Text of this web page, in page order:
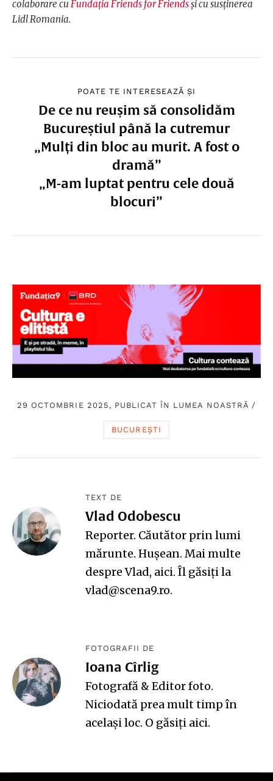
colaborare cu Fundația Friends for Friendsși cu susținerea
Lidl Romania.
POATE TE INTERESEAZĂ ȘI
De ce nu reușim să consolidăm
Bucureștiul până la cutremur
„Mulți din bloc au murit. A fost o
dramă”
„M-am luptat pentru cele două
blocuri”
29 OCTOMBRIE 2025, PUBLICAT ÎN LUMEA NOASTRĂ /
BUCUREȘTI
TEXT DE
Vlad Odobescu
Reporter. Căutător prin lumi
mărunte. Hușean. Mai multe
despre Vlad, aici. Îl găsiți la
vlad@scena9.ro.
FOTOGRAFII DE
Ioana Cîrlig
Fotografă & Editor foto.
Niciodată prea mult timp în
același loc. O găsiți aici.